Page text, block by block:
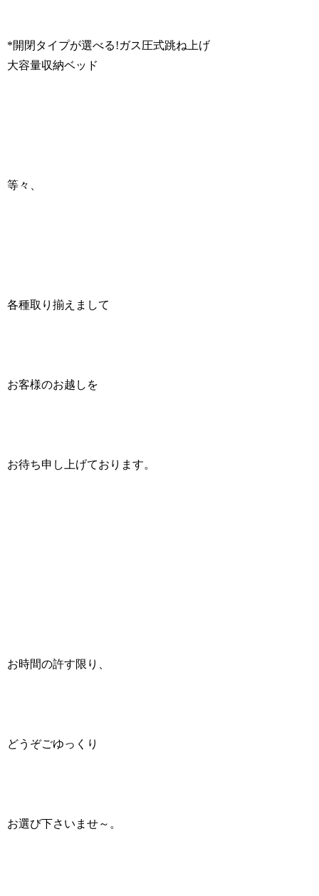
*開閉タイプが選べる!ガス圧式跳ね上げ
大容量収納ベッド
等々、
各種取り揃えまして
お客様のお越しを
お待ち申し上げております。
お時間の許す限り、
どうぞごゆっくり
お選び下さいませ～。